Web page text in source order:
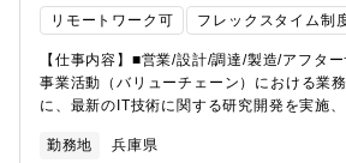
リモートワーク可 フレックスタイム制
【仕事内容】■営業/設計/調達/製造/アフタ
事業活動（バリューチェーン）における業
に、最新のIT技術に関する研究開発を実施
サルタント）を行います■航空機・物流機器
勤務地 兵庫県